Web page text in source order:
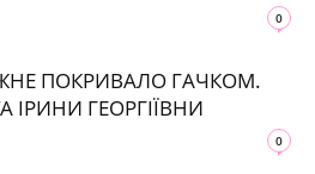
0
ПОКРИВАЛО ГАЧКОМ.
ІРИНИ ГЕОРГІЇВНИ
0